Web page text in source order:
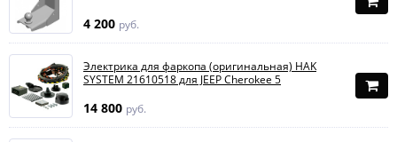
4 200 руб.
Электрика для фаркопа (оригинальная) HAK
SYSTEM 21610518 для JEEP Cherokee 5
14 800 руб.